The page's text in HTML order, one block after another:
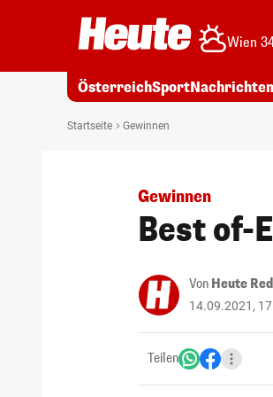
Wien
ÖsterreichSportNachrichten
Startseite Gewinnen
Gewinnen
Best of-
Von Heute
14.09.2021,
Teilen